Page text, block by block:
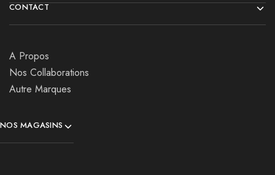
CONTACT
A Propos
Nos Collaborations
Autre Marques
NOS MAGASINS